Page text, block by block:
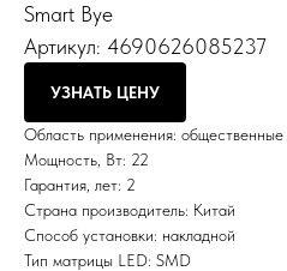
Smart Bye
Артикул: 4690626085237
УЗНАТЬ ЦЕНУ
Область применения:
Мощность, Вт: 22
Гарантия, лет: 2
Страна производитель: Китай
Способ установки: накладной
Тип матрицы LED: SMD